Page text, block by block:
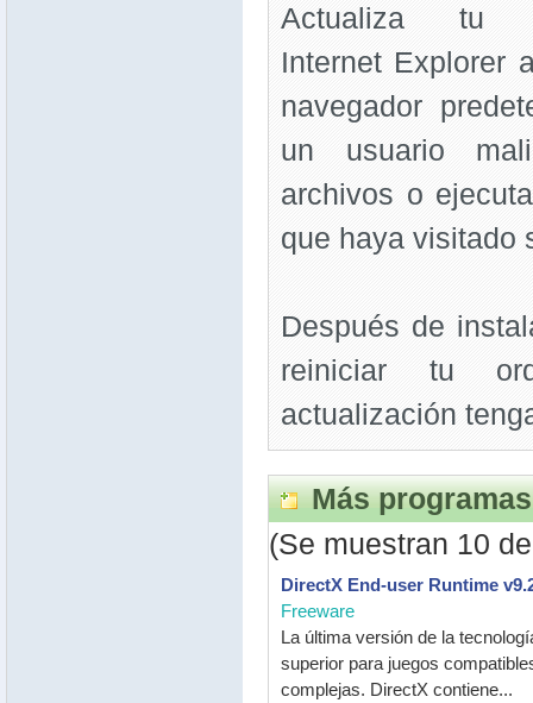
Actualiza tu
Internet Explorer
navegador
un usuario
archivos o
que haya visitado
Después de
reiniciar tu
actualización
Más
(Se muestran 10
DirectX End-user Runtime
Freeware
La última versión de la
superior para juegos
complejas. DirectX contiene...